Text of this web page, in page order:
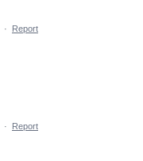
· Report
· Report